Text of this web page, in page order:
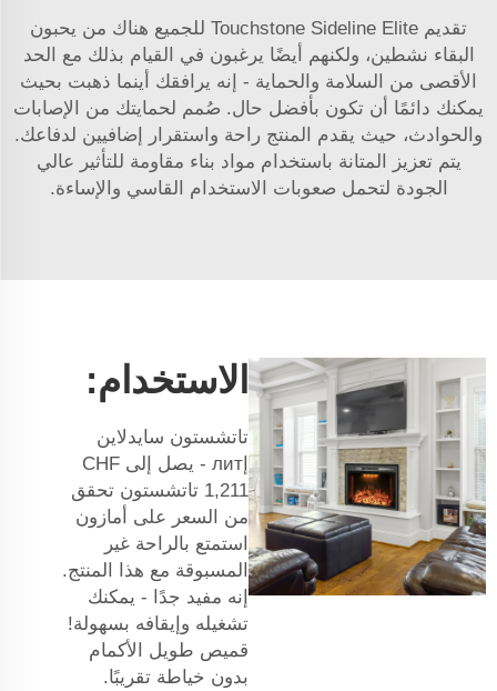
تقديم Touchstone Sideline Elite للجميع هناك من يحبون
البقاء نشطين، ولكنهم أيضًا يرغبون في القيام بذلك مع الحد
الأقصى من السلامة والحماية - إنه يرافقك أينما ذهبت بحيث
يمكنك دائمًا أن تكون بأفضل حال. صُمم لحمايتك من الإصابات
والحوادث، حيث يقدم المنتج راحة واستقرار إضافيين لدفاعك.
يتم تعزيز المتانة باستخدام مواد بناء مقاومة للتأثير عالي
الجودة لتحمل صعوبات الاستخدام القاسي والإساءة.
الاستخدام:
تاتشستون سايدلاين
إлит - يصل إلى CHF
1,211 تاتشستون تحقق
من السعر على أمازون
استمتع بالراحة غير
المسبوقة مع هذا المنتج.
إنه مفيد جدًا - يمكنك
تشغيله وإيقافه بسهولة!
قميص طويل الأكمام
بدون خياطة تقريبًا.